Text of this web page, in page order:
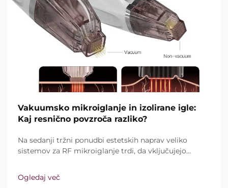
Vakuumsko mikroiglanje in izolirane igle:
Kaj resnično povzroča razliko?
Na sedanji tržni ponudbi estetskih naprav veliko
sistemov za RF mikroiglanje trdi, da vključujejo
vprašanje pa ni le, ali te funkcije sploh obstajajo,
temveč kako natančno delujejo med kliničnim
Ogledaj več